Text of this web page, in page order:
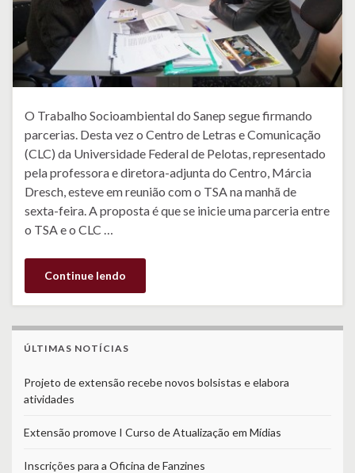
O Trabalho Socioambiental do Sanep segue firmando
parcerias. Desta vez o Centro de Letras e Comunicação
(CLC) da Universidade Federal de Pelotas, representado
pela professora e diretora-adjunta do Centro, Márcia
Dresch, esteve em reunião com o TSA na manhã de
sexta-feira. A proposta é que se inicie uma parceria entre
o TSA e o CLC …
Continue lendo
ÚLTIMAS NOTÍCIAS
Projeto de extensão recebe novos bolsistas e elabora
atividades
Extensão promove I Curso de Atualização em Mídias
Inscrições para a Oficina de Fanzines